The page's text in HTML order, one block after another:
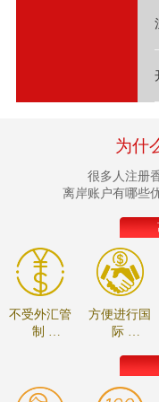
为什
很多人注册
离岸账户有哪些
不受外汇管
制
方便进行国
际
结算